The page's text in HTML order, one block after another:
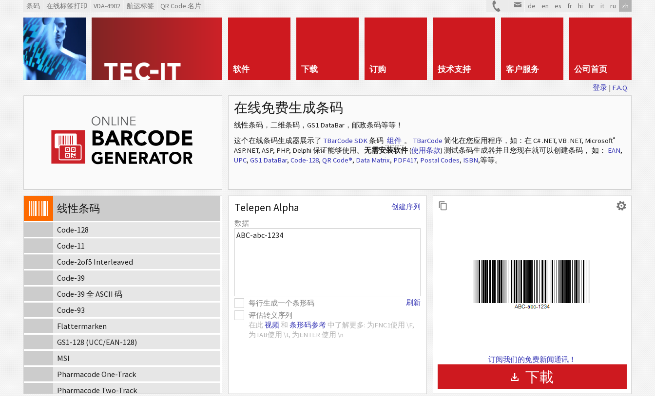
条码 在线标签打印 VDA-4902 航运标签 QR Code 名片 de en es fr hi hr it ru zh
软件 下载 订购 技术支持 客户服务 公司首页
登录 | F.A.Q.
在线免费生成条码
线性条码，二维条码，GS1 DataBar，邮政条码等等！
这个在线条码生成器展示了 TBarCode SDK条码 组件 。 TBarCode 简化在您应用程序，如：在 C# .NET, VB .NET, Microsoft®
ASP.NET, ASP, PHP, Delphi 保证能够使用。 无需安装软件(使用条款) 测试条码生成器并且您现在就可以创建条码， 如： EAN,
UPC, GS1 DataBar, Code-128, QR Code®, Data Matrix, PDF417, Postal Codes, ISBN,等等。
线性条码
Code-128
Code-11
Code-2of5 Interleaved
Code-39
Code-39 全 ASCII 码
Code-93
Flattermarken
GS1-128 (UCC/EAN-128)
MSI
Pharmacode One-Track
Pharmacode Two-Track
创建序列
Telepen Alpha
数据
每行生成一个条形码
评估转义序列
在此视频 和 条形码参考中了解更多: 为FNC1使用 \F,
为TAB使用 \t, 为ENTER 使用 \n
刷新
订阅我们的免费新闻通讯！
下載